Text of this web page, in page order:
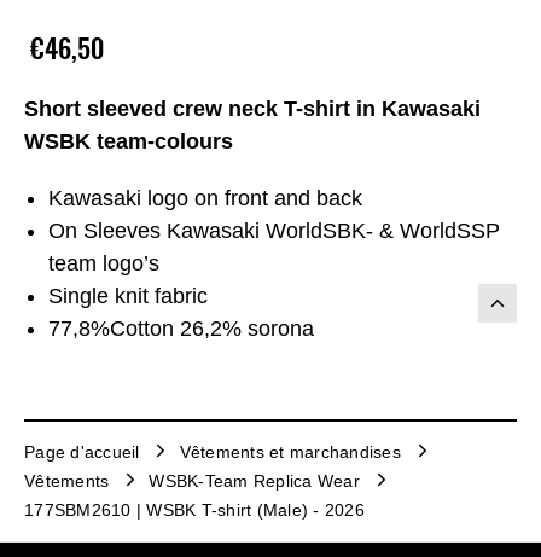
Short sleeved crew neck T-shirt in Kawasaki
WSBK team-colours
Kawasaki logo on front and back
On Sleeves Kawasaki WorldSBK- & WorldSSP
team logo’s
Single knit fabric
77,8%Cotton 26,2% sorona
€46,50
Page d'accueil
Vêtements et marchandises
Vêtements
WSBK-Team Replica Wear
177SBM2610 | WSBK T-shirt (Male) - 2026